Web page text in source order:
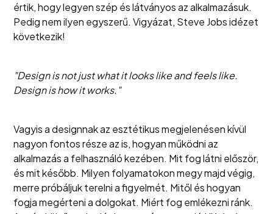
értik, hogy legyen szép és látványos az alkalmazásuk.
Pedig nem ilyen egyszerű. Vigyázat, Steve Jobs idézet
következik!
"Design is not just what it looks like and feels like.
Design is how it works."
Vagyis a designnak az esztétikus megjelenésen kívül
nagyon fontos része az is, hogyan működni az
alkalmazás a felhasználó kezében. Mit fog látni először,
és mit később. Milyen folyamatokon megy majd végig,
merre próbáljuk terelni a figyelmét. Mitől és hogyan
fogja megérteni a dolgokat. Miért fog emlékezni ránk.